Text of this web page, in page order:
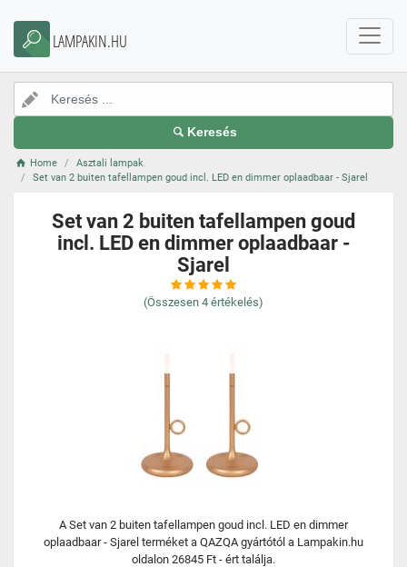
LAMPAKIN.HU
Keresés
Home
Asztali lampak
Set van 2 buiten tafellampen goud incl. LED en dimmer oplaadbaar - Sjarel
Set van 2 buiten tafellampen goud
incl. LED en dimmer oplaadbaar -
Sjarel
(Összesen 4 értékelés)
A Set van 2 buiten tafellampen goud incl. LED en dimmer
oplaadbaar - Sjarel terméket a QAZQA gyártótól a Lampakin.hu
oldalon 26845 Ft - ért találja.